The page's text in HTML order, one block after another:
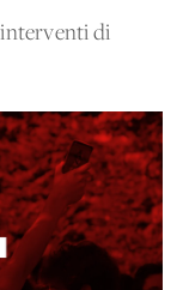
interventi di